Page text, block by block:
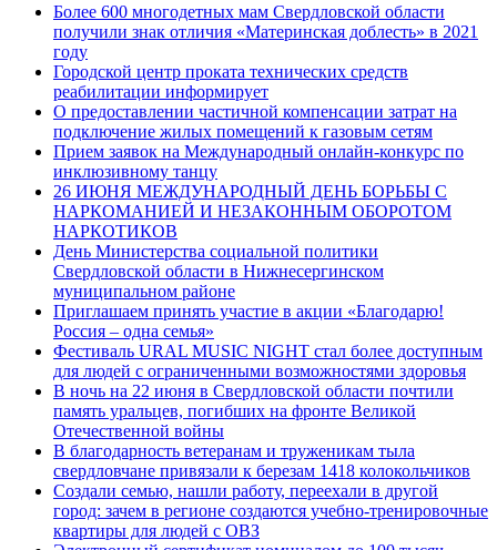
Более 600 многодетных мам Свердловской области
получили знак отличия «Материнская доблесть» в 2021
году
Городской центр проката технических средств
реабилитации информирует
О предоставлении частичной компенсации затрат на
подключение жилых помещений к газовым сетям
Прием заявок на Международный онлайн-конкурс по
инклюзивному танцу
26 ИЮНЯ МЕЖДУНАРОДНЫЙ ДЕНЬ БОРЬБЫ С
НАРКОМАНИЕЙ И НЕЗАКОННЫМ ОБОРОТОМ
НАРКОТИКОВ
День Министерства социальной политики
Свердловской области в Нижнесергинском
муниципальном районе
Приглашаем принять участие в акции «Благодарю!
Россия – одна семья»
Фестиваль URAL MUSIC NIGHT стал более доступным
для людей с ограниченными возможностями здоровья
В ночь на 22 июня в Свердловской области почтили
память уральцев, погибших на фронте Великой
Отечественной войны
В благодарность ветеранам и труженикам тыла
свердловчане привязали к березам 1418 колокольчиков
Создали семью, нашли работу, переехали в другой
город: зачем в регионе создаются учебно-тренировочные
квартиры для людей с ОВЗ